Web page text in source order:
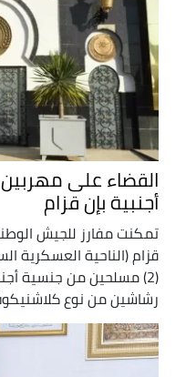
أجنبية بإن قزام
تمكنت مفارز للجيش
قزام (الناحية العسكرية
رشاشين من نوع